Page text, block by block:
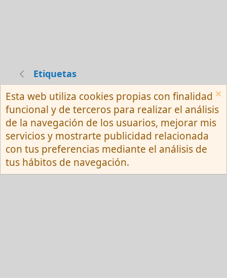
Etiquetas
Español (Neutro) Tu
Contactarnos
Términos y reglas
Privacy policy
Ayuda
R
S
S
Community platform by XenForo ® © 2010-
2026 XenForo Ltd.
Esta web utiliza cookies propias con finalidad
funcional y de terceros para realizar el análisis
de la navegación de los usuarios, mejorar mis
servicios y mostrarte publicidad relacionada
con tus preferencias mediante el análisis de
tus hábitos de navegación.